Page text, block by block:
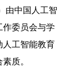
由中国人工智
委员会与学
人工智能教育
质。